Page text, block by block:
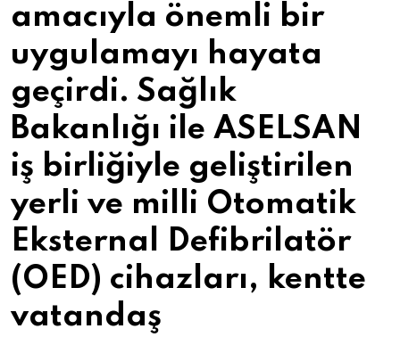
amacıyla önemli bir
uygulamayı hayata
geçirdi. Sağlık
Bakanlığı ile ASELSAN
iş birliğiyle geliştirilen
yerli ve milli Otomatik
Eksternal Defibrilatör
(OED) cihazları, kentte
vatandaş